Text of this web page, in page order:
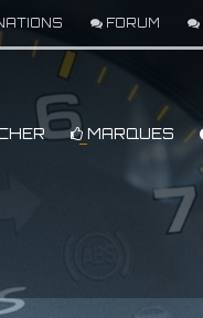
FORUM
MARQUES